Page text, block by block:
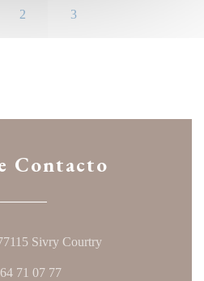
2 3
Contacto
Sivry Courtry((abre numa nova
71 07 77